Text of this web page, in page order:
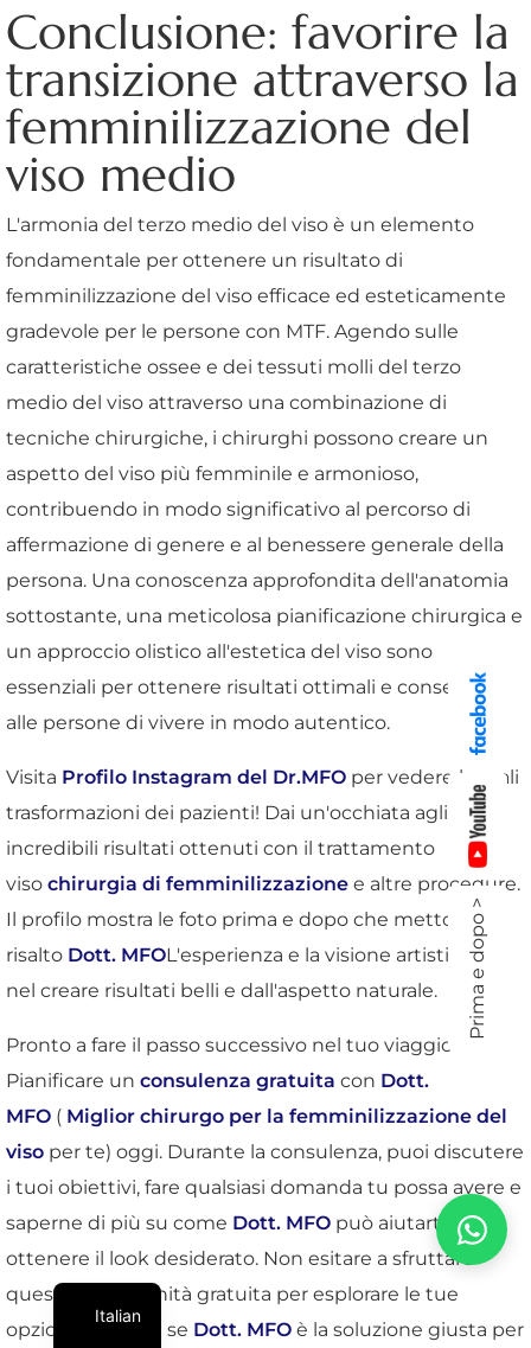
Conclusione: favorire la
transizione attraverso la
femminilizzazione del
viso medio
L'armonia del terzo medio del viso è un elemento
fondamentale per ottenere un risultato di
femminilizzazione del viso efficace ed esteticamente
gradevole per le persone con MTF. Agendo sulle
caratteristiche ossee e dei tessuti molli del terzo
medio del viso attraverso una combinazione di
tecniche chirurgiche, i chirurghi possono creare un
aspetto del viso più femminile e armonioso,
contribuendo in modo significativo al percorso di
affermazione di genere e al benessere generale della
persona. Una conoscenza approfondita dell'anatomia
sottostante, una meticolosa pianificazione chirurgica e
un approccio olistico all'estetica del viso sono
essenziali per ottenere risultati ottimali e consentire
alle persone di vivere in modo autentico.
Visita Profilo Instagram del Dr.MFO per vedere le reali
trasformazioni dei pazienti! Dai un'occhiata agli
incredibili risultati ottenuti con il trattamento
viso chirurgia di femminilizzazione e altre procedure.
Il profilo mostra le foto prima e dopo che mettono in
risalto Dott. MFOL'esperienza e la visione artistica di
nel creare risultati belli e dall'aspetto naturale.
Pronto a fare il passo successivo nel tuo viaggio?
Pianificare un consulenza gratuita con Dott.
MFO ( Miglior chirurgo per la femminilizzazione del
viso per te) oggi. Durante la consulenza, puoi discutere
i tuoi obiettivi, fare qualsiasi domanda tu possa avere e
saperne di più su come Dott. MFO può aiutarti a
ottenere il look desiderato. Non esitare a sfruttare
questa opportunità gratuita per esplorare le tue
opzioni e vedere se Dott. MFO è la soluzione giusta per
Prima e dopo >
Italian